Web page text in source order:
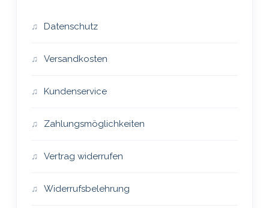
Datenschutz
Versandkosten
Kundenservice
Zahlungsmöglichkeiten
Vertrag widerrufen
Widerrufsbelehrung